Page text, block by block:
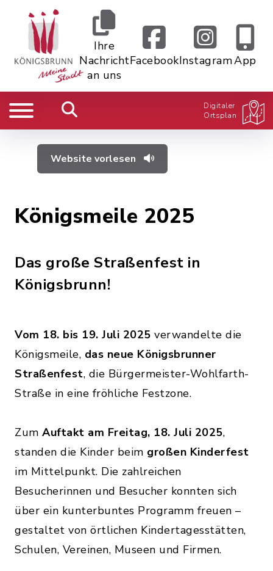
Ihre
Nachricht
an uns
FacebookInstagramApp
Digitaler
Ortsplan
Website vorlesen
Königsmeile 2025
Das große Straßenfest in
Königsbrunn!
Vom 18. bis 19. Juli 2025 verwandelte die
Königsmeile, das neue Königsbrunner
Straßenfest, die Bürgermeister-Wohlfarth-
Straße in eine fröhliche Festzone.
Zum Auftakt am Freitag, 18. Juli 2025,
standen die Kinder beim großen Kinderfest
im Mittelpunkt. Die zahlreichen
Besucherinnen und Besucher konnten sich
über ein kunterbuntes Programm freuen –
gestaltet von örtlichen Kindertagesstätten,
Schulen, Vereinen, Museen und Firmen.